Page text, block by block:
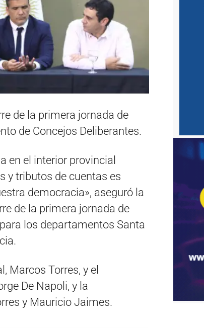
de la primera jornada de
de Concejos Deliberantes.
en el interior provincial
y tributos de cuentas es
democracia», aseguró la
de la primera jornada de
los departamentos Santa
Marcos Torres, y el
De Napoli, y la
y Mauricio Jaimes.